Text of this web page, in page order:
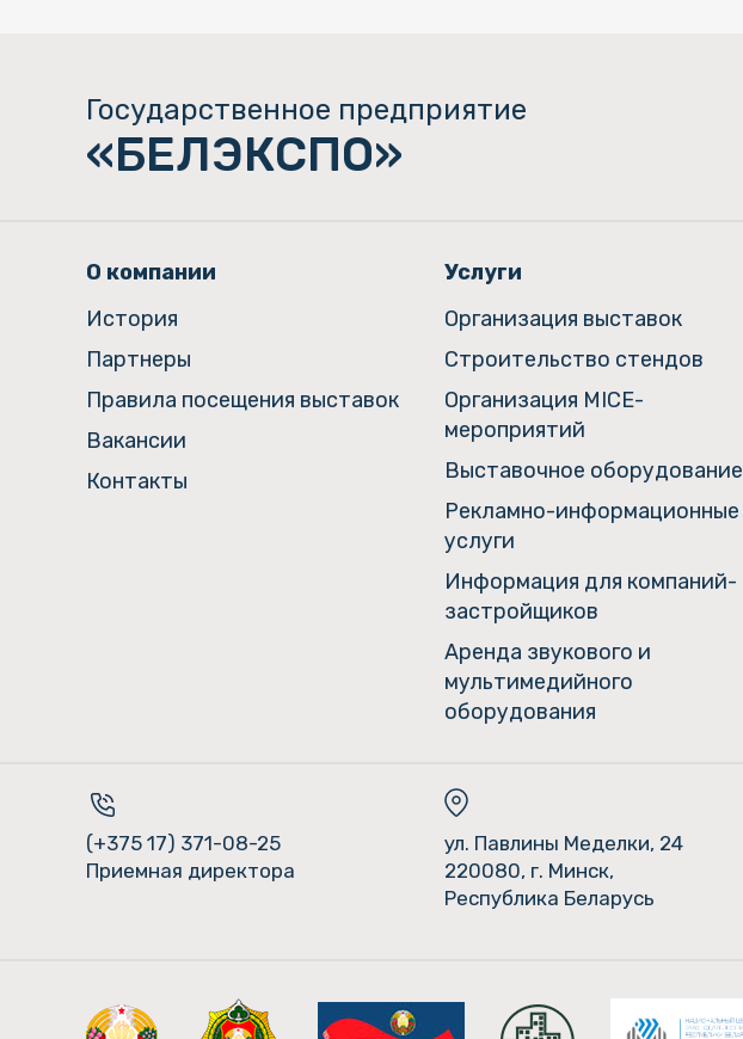
Государственное предприятие
«БЕЛЭКСПО»
О компании
История
Партнеры
Правила посещения выставок
Вакансии
Контакты
Услуги
Организация выставок
Строительство стендов
Организация MICE-
мероприятий
Выставочное оборудование
Рекламно-информационные
услуги
Информация для компаний-
застройщиков
Аренда звукового и
мультимедийного
оборудования
(+375 17) 371-08-25
Приемная директора
ул. Павлины Меделки, 24
220080, г. Минск,
Республика Беларусь